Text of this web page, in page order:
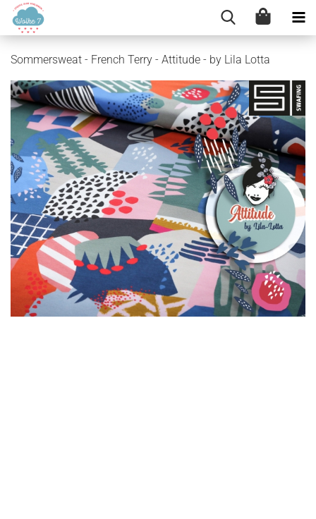
Sommersweat - French Terry - Attitude - by Lila Lotta